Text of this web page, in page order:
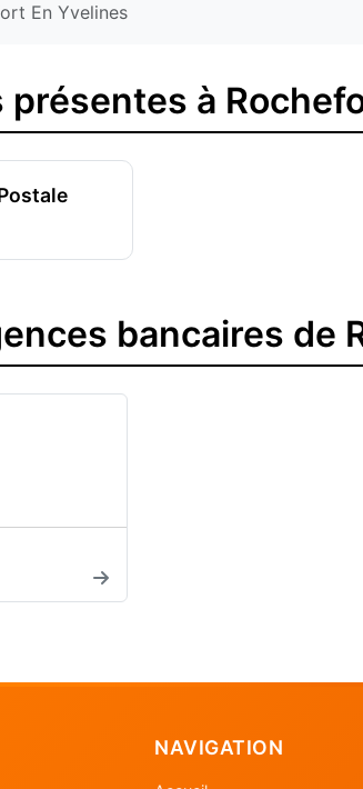
En Yvelines
présentes à
bancaires de
NAVIGATION